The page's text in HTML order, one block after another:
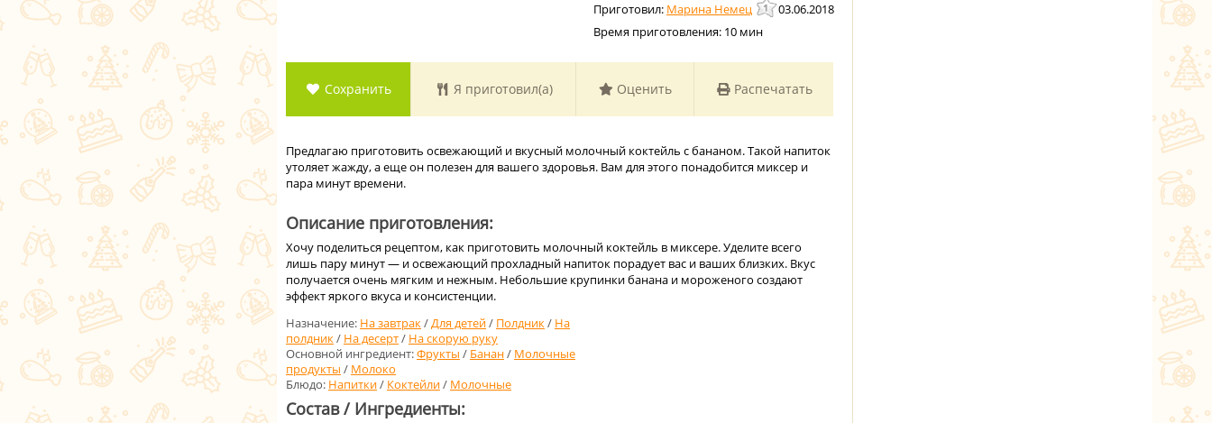
Марина Немец
03.06.2018
Время приготовления: 10 мин
Сохранить Я приготовил(а) Оценить Распечатать
Предлагаю приготовить освежающий и вкусный молочный коктейль с бананом. Такой напиток
утоляет жажду, а еще он полезен для вашего здоровья. Вам для этого понадобится миксер и
пара минут времени.
Описание приготовления:
Хочу поделиться рецептом, как приготовить молочный коктейль в миксере. Уделите всего
лишь пару минут — и освежающий прохладный напиток порадует вас и ваших близких. Вкус
получается очень мягким и нежным. Небольшие крупинки банана и мороженого создают
эффект яркого вкуса и консистенции.
Назначение: На завтрак/Для детей/ Полдник/ На
полдник/ На десерт/ На скорую руку
Основной ингредиент:Фрукты / Банан/ Молочные
продукты / Молоко
Блюдо: Напитки/ Коктейли/ Молочные
Состав / Ингредиенты: